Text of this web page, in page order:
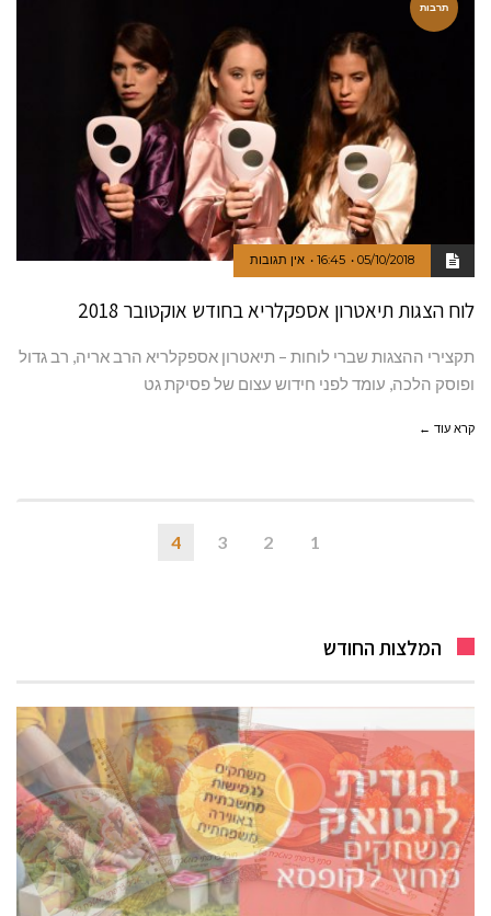
תרבות
05/10/2018
16:45 אין תגובות
לוח הצגות תיאטרון אספקלריא בחודש אוקטובר 2018
תקצירי ההצגות שברי לוחות – תיאטרון אספקלריא הרב אריה, רב גדול
ופוסק הלכה, עומד לפני חידוש עצום של פסיקת גט
קרא עוד ←
1
2
3
4
המלצות החודש